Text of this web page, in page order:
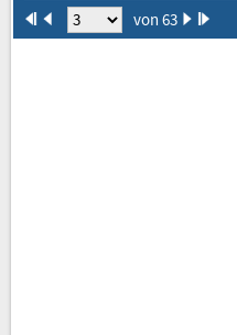
von 63